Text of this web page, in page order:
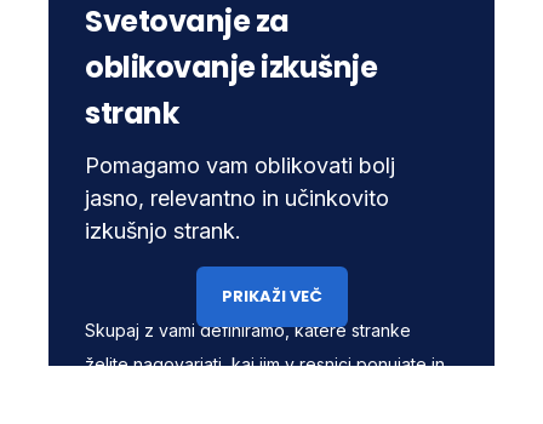
Svetovanje za
oblikovanje izkušnje
strank
Pomagamo vam oblikovati bolj
jasno, relevantno in učinkovito
izkušnjo strank.
Skupaj z vami definiramo, katere stranke
želite nagovarjati, kaj jim v resnici ponujate in
PRIKAŽI VEČ